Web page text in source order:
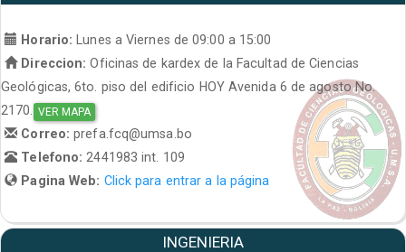
Horario: Lunes a Viernes de 09:00 a 15:00
Direccion: Oficinas de kardex de la Facultad de Ciencias
Geológicas, 6to. piso del edificio HOY Avenida 6 de agosto No.
2170. VER MAPA
Correo:prefa.fcq@umsa.bo
Telefono:2441983 int. 109
Pagina Web: Click para entrar a la página
INGENIERIA